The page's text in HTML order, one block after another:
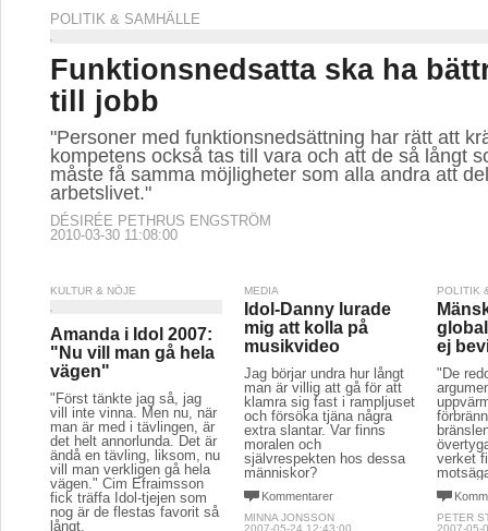
POLITIK & SAMHÄLLE
Funktionsnedsatta ska ha
till jobb
"Personer med funktionsnedsättning har rätt att
kompetens också tas till vara och att de så långt
måste få samma möjligheter som alla andra att
arbetslivet."
DÉSIRÉE PETHRUS ENGSTRÖM
2010-03-30 11:08:00
KULTUR & NÖJE
Amanda i Idol 2007:
"Nu vill man gå hela
vägen"
"Först tänkte jag så, jag
vill inte vinna. Men nu, när
man är med i tävlingen, är
det helt annorlunda. Det är
ändå en tävling, liksom, nu
vill man verkligen gå hela
vägen." Cim Efraimsson
fick träffa Idol-tjejen som
nog är de flestas favorit så
långt.
MEDIA
Idol-Danny lurade
mig att kolla på
musikvideo
Jag börjar undra hur långt
man är villig att gå för att
klamra sig fast i rampljuset
och försöka tjäna några
extra slantar. Var finns
moralen och
självrespekten hos dessa
människor?
Kommentarer
MINNA JONSSON
2007-05-24 12:43:00
POLITIK
ej
"De
verket
PETER
2007-05-